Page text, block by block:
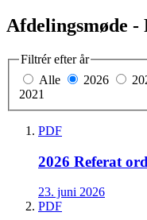
Afdelingsmøde -
Filtrér efter år
Alle
2026
2021
PDF
2026 Referat
23. juni 2026
PDF